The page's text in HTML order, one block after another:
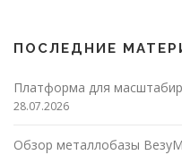
ПОСЛЕДНИЕ
Платформа для
28.07.2026
Обзор металлобазы